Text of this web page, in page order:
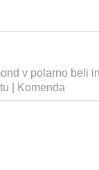
v polarno beli in
| Komenda